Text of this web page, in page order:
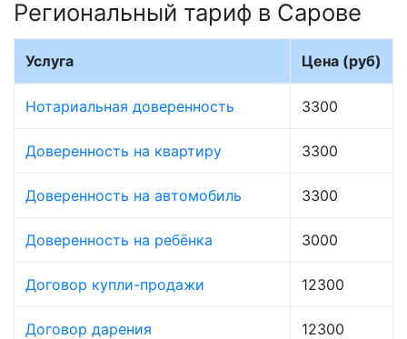
Региональный тариф в Сарове
Услуга Цена (руб)
Нотариальная доверенность 3300
Доверенность на квартиру 3300
Доверенность на автомобиль 3300
Доверенность на ребёнка 3000
Договор купли-продажи 12300
Договор дарения 12300